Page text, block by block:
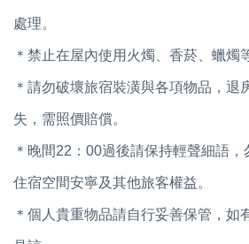
處理。
＊禁止在屋內使用火燭、香菸、蠟燭
＊請勿破壞旅宿裝潢與各項物品，退
失，需照價賠償。
＊晚間22：00過後請保持輕聲細語
住宿空間安寧及其他旅客權益。
＊個人貴重物品請自行妥善保管，如